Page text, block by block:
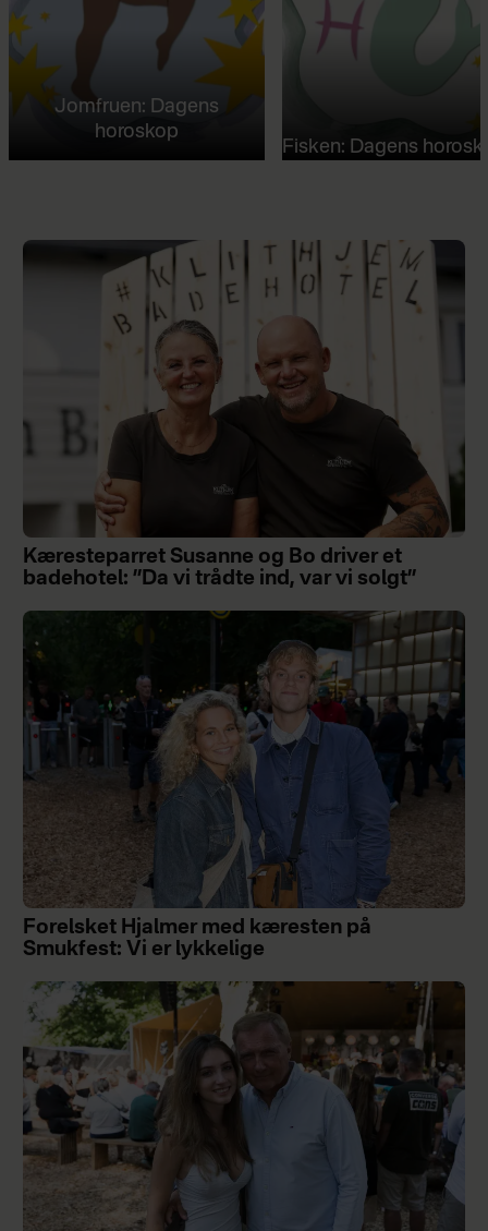
Jomfruen: Dagens
horoskop
Fisken: Dagens
Kæresteparret Susanne og Bo driver et
badehotel: ”Da vi trådte ind, var vi solgt”
Forelsket Hjalmer med kæresten på
Smukfest: Vi er lykkelige